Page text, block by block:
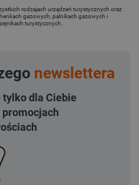
rodzajach urządzeń turystycznych oraz
gazowych, palnikach gazowych i
turystycznych.
newslettera
tylko dla Ciebie